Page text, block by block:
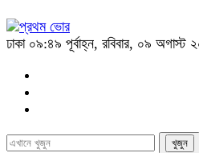
ঢাকা ০৯:৪৯ পূর্বাহ্ন, রবিবার, ০৯ অগাস্ট